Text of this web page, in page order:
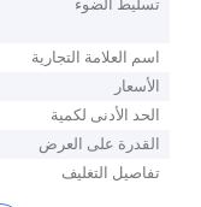
تسليط الضوء
اسم العلامة التجارية
الأسعار
الحد الأدنى لكمية
القدرة على العرض
تفاصيل التغليف